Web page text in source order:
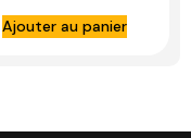
1:6 Scale Figure –
HOT TOYS
Ajouter au panier